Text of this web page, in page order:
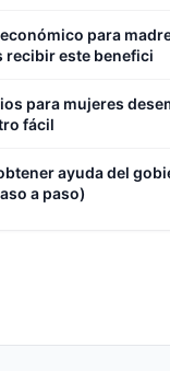
para
recibir este benefici
para mujeres
fácil
ayuda del
a paso)